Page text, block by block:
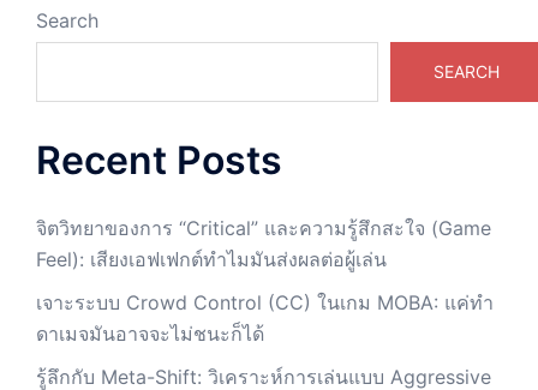
Search
SEARCH
Recent Posts
จิตวิทยาของการ “Critical” และความรู้สึกสะใจ (Game
Feel): เสียงเอฟเฟกต์ทำไมมันส่งผลต่อผู้เล่น
เจาะระบบ Crowd Control (CC) ในเกม MOBA: แค่ทำ
ดาเมจมันอาจจะไม่ชนะก็ได้
รู้ลึกกับ Meta-Shift: วิเคราะห์การเล่นแบบ Aggressive